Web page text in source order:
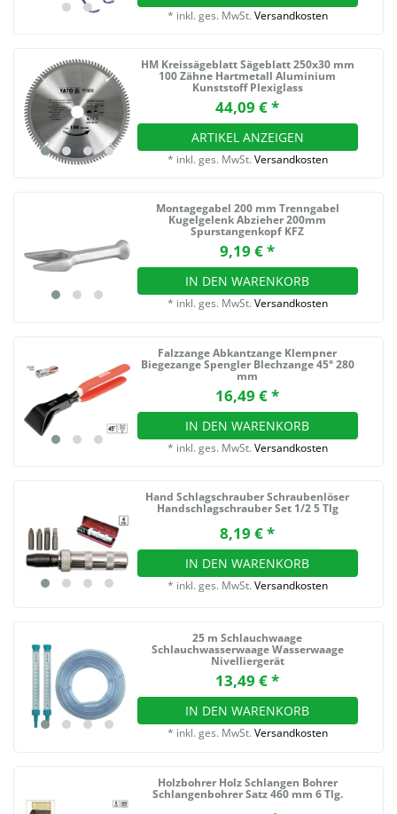
* inkl. ges. MwSt. Versandkosten
HM Kreissägeblatt Sägeblatt 250x30 mm
100 Zähne Hartmetall Aluminium
Kunststoff Plexiglass
44,09 € *
ARTIKEL ANZEIGEN
* inkl. ges. MwSt. Versandkosten
Montagegabel 200 mm Trenngabel
Kugelgelenk Abzieher 200mm
Spurstangenkopf KFZ
9,19 € *
IN DEN WARENKORB
* inkl. ges. MwSt. Versandkosten
Falzzange Abkantzange Klempner
Biegezange Spengler Blechzange 45° 280
mm
16,49 € *
IN DEN WARENKORB
* inkl. ges. MwSt. Versandkosten
Hand Schlagschrauber Schraubenlöser
Handschlagschrauber Set 1/2 5 Tlg
8,19 € *
IN DEN WARENKORB
* inkl. ges. MwSt. Versandkosten
25 m Schlauchwaage
Schlauchwasserwaage Wasserwaage
Nivelliergerät
13,49 € *
IN DEN WARENKORB
* inkl. ges. MwSt. Versandkosten
Holzbohrer Holz Schlangen Bohrer
Schlangenbohrer Satz 460 mm 6 Tlg.